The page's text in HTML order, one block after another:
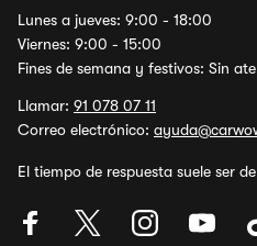
Lunes a jueves: 9:00 - 18:00
Viernes: 9:00 - 15:00
Fines de semana y festivos: Sin
Llamar: 91 078 07 11
Correo electrónico:
El tiempo de respuesta suele ser